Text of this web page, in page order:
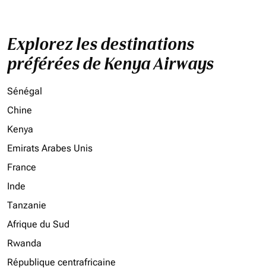
Explorez les destinations
préférées de Kenya Airways
Sénégal
Chine
Kenya
Emirats Arabes Unis
France
Inde
Tanzanie
Afrique du Sud
Rwanda
République centrafricaine